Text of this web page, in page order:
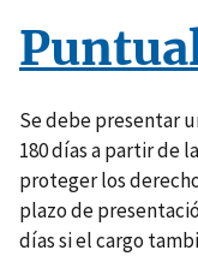
Se debe presentar
180 días a partir de
proteger los
plazo de
días si el cargo